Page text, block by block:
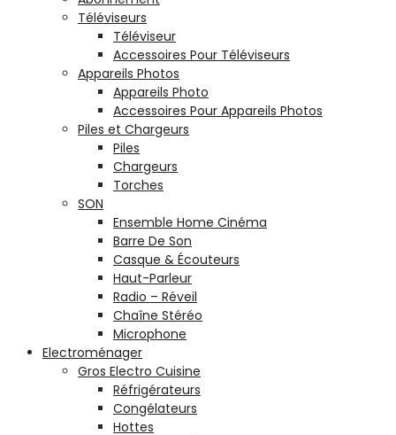
Téléviseurs
Téléviseur
Accessoires Pour Téléviseurs
Appareils Photos
Appareils Photo
Accessoires Pour Appareils Photos
Piles et Chargeurs
Piles
Chargeurs
Torches
SON
Ensemble Home Cinéma
Barre De Son
Casque & Écouteurs
Haut-Parleur
Radio – Réveil
Chaîne Stéréo
Microphone
Electroménager
Gros Electro Cuisine
Réfrigérateurs
Congélateurs
Hottes